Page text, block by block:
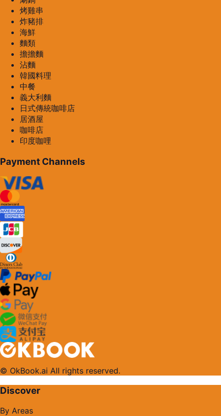
烤雞串
炸豬排
海鮮
麵類
擔擔麵
沾麵
韓國料理
中餐
義大利麵
日式傳統咖啡店
居酒屋
咖啡店
印度咖哩
Payment Channels
© OkBook.ai All rights reserved.
Discover
By Areas